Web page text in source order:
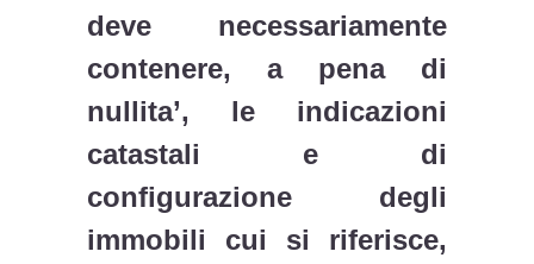
deve necessariamente
contenere, a pena di
nullita’, le indicazioni
catastali e di
configurazione degli
immobili cui si riferisce,